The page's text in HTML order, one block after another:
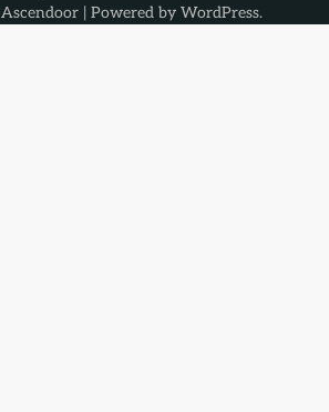
Ascendoor| Powered by WordPress.